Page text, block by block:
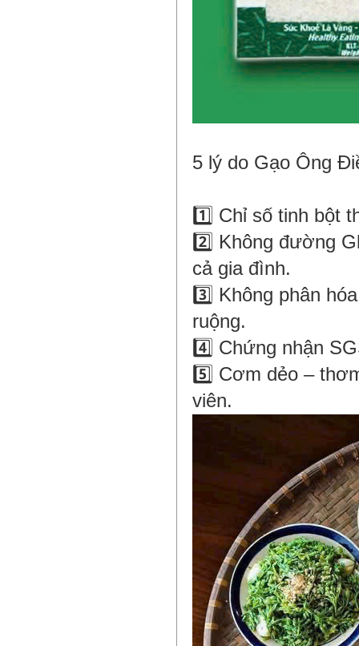
5 lý do Gạo Ông
1️⃣ Chỉ số tinh bột
2️⃣ Không đường
cả gia đình.
3️⃣ Không phân
ruộng.
4️⃣ Chứng nhận
5️⃣ Cơm dẻo –
viên.